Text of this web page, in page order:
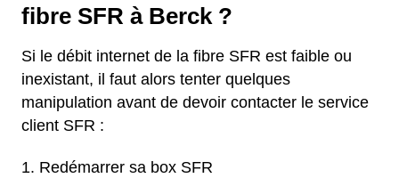
fibre SFR à Berck ?
Si le débit internet de la fibre SFR est faible ou
inexistant, il faut alors tenter quelques
manipulation avant de devoir contacter le service
client SFR :
Redémarrer sa box SFR